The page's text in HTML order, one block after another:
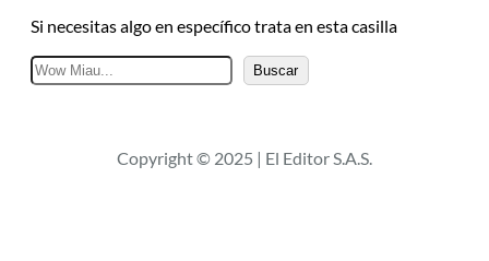
Si necesitas algo en específico trata en esta casilla
B
u
a
Buscar
Copyright © 2025 | El Editor S.A.S.